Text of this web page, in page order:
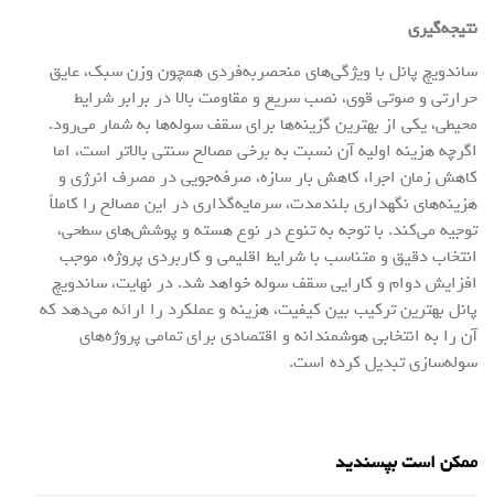
نتیجه‌گیری
ساندویچ پانل با ویژگی‌های منحصربه‌فردی همچون وزن سبک، عایق
حرارتی و صوتی قوی، نصب سریع و مقاومت بالا در برابر شرایط
محیطی، یکی از بهترین گزینه‌ها برای سقف سوله‌ها به شمار می‌رود.
اگرچه هزینه اولیه آن نسبت به برخی مصالح سنتی بالاتر است، اما
کاهش زمان اجرا، کاهش بار سازه، صرفه‌جویی در مصرف انرژی و
هزینه‌های نگهداری بلندمدت، سرمایه‌گذاری در این مصالح را کاملاً
توجیه می‌کند. با توجه به تنوع در نوع هسته و پوشش‌های سطحی،
انتخاب دقیق و متناسب با شرایط اقلیمی و کاربردی پروژه، موجب
افزایش دوام و کارایی سقف سوله خواهد شد. در نهایت، ساندویچ
پانل بهترین ترکیب بین کیفیت، هزینه و عملکرد را ارائه می‌دهد که
آن را به انتخابی هوشمندانه و اقتصادی برای تمامی پروژه‌های
سوله‌سازی تبدیل کرده است.
ممکن است بپسندید